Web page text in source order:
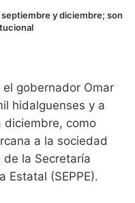
y diciembre; son
gobernador Omar
hidalguenses y a
diciembre, como
a la sociedad
la Secretaría
Estatal (SEPPE).